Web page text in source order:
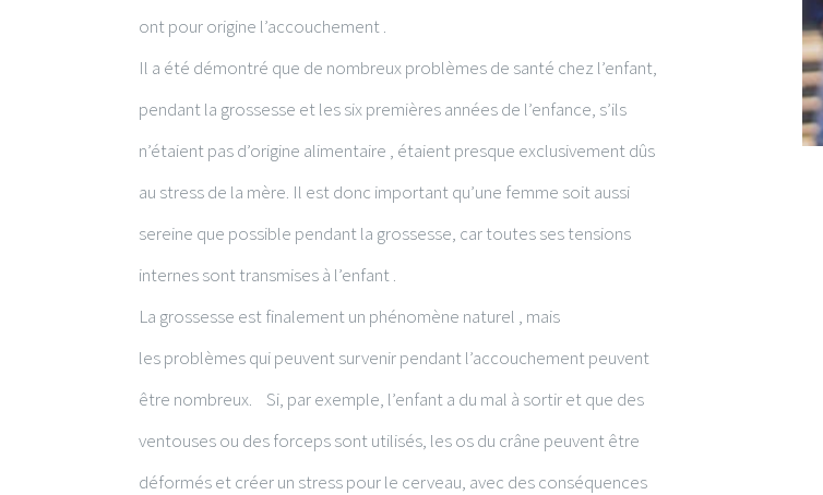
ont pour origine l’accouchement .
Il a été démontré que de nombreux problèmes de santé chez l’enfant,
pendant la grossesse et les six premières années de l’enfance, s’ils
n’étaient pas d’origine alimentaire , étaient presque exclusivement dûs
au stress de la mère. Il est donc important qu’une femme soit aussi
sereine que possible pendant la grossesse, car toutes ses tensions
internes sont transmises à l’enfant .
La grossesse est finalement un phénomène naturel , mais
les problèmes qui peuvent survenir pendant l’accouchement peuvent
être nombreux. Si, par exemple, l’enfant a du mal à sortir et que des
ventouses ou des forceps sont utilisés, les os du crâne peuvent être
déformés et créer un stress pour le cerveau, avec des conséquences